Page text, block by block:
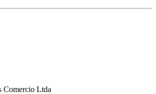
Comercio Ltda